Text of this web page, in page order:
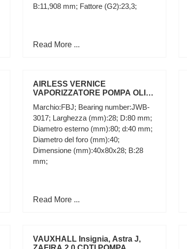
B:11,908 mm; Fattore (G2):23,3;
Read More ...
AIRLESS VERNICE
VAPORIZZATORE POMPA OLIO
bottiglia grande
Marchio:FBJ; Bearing number:JWB-
3017; Larghezza (mm):28; D:80 mm;
Diametro esterno (mm):80; d:40 mm;
Diametro del foro (mm):40;
Dimensione (mm):40x80x28; B:28
mm;
Read More ...
VAUXHALL Insignia, Astra J,